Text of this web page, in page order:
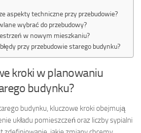
aspekty techniczne przy przebudowie?
wybrać do przebudowy?
w nowym mieszkaniu?
przy przebudowie starego budynku?
kroki w planowaniu
budynku?
budynku, kluczowe kroki obejmują
układu pomieszczeń oraz liczby sypialni